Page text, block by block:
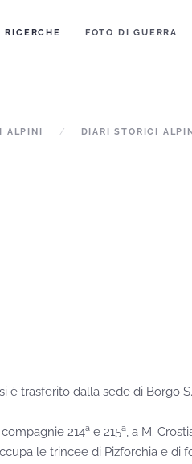
RICERCHE FOTO DI GUERRA
ALPINI DIARI STORICI
è trasferito dalla sede di
214a e 215a, a M.
le trincee di Pizforchia e di